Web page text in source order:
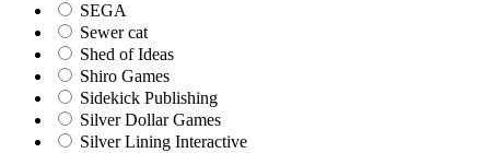
SEGA
Sewer cat
Shed of Ideas
Shiro Games
Sidekick Publishing
Silver Dollar Games
Silver Lining Interactive